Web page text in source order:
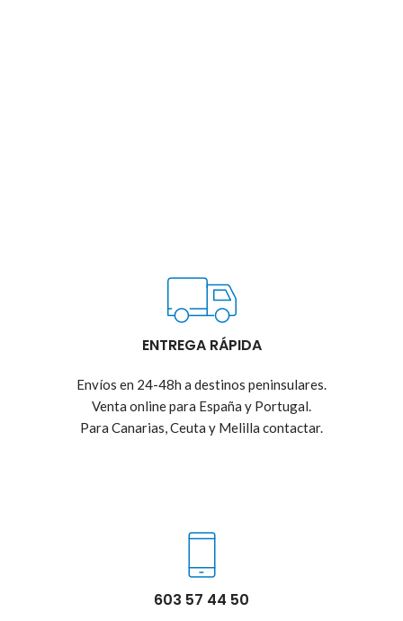
ENTREGA RÁPIDA
Envíos en 24-48h a destinos peninsulares.
Venta online para España y Portugal.
Para Canarias, Ceuta y Melilla contactar.
603 57 44 50